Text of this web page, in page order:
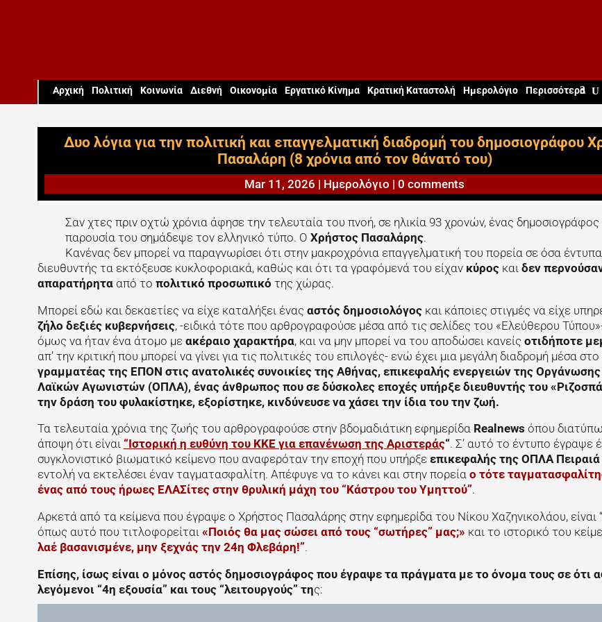
Aρχική Πολιτική Κοινωνία Διεθνή Οικονομία Εργατικό Κίνημα Κρατική Καταστολή Ημερολόγιο Περισσότερα
Δυο λόγια για την πολιτική και επαγγελματική διαδρομή του δημοσιογράφου
Πασαλάρη (8 χρόνια από τον θάνατό του)
Mar 11, 2026 | Ημερολόγιο |0 comments
Σαν χτες πριν οχτώ χρόνια άφησε την τελευταία του πνοή, σε ηλικία 93 χρονών, ένας
παρουσία του σημάδεψε τον ελληνικό τύπο. Ο Χρήστος Πασαλάρης.
Κανένας δεν μπορεί να παραγνωρίσει ότι στην μακροχρόνια επαγγελματική του πορεία σε όσα
διευθυντής τα εκτόξευσε κυκλοφοριακά, καθώς και ότι τα γραφόμενά του είχανκύροςκαι δεν
απαρατήρητααπό το πολιτικό προσωπικό της χώρας.
Μπορεί εδώ και δεκαετίες να είχε καταλήξει ένας αστός δημοσιολόγοςκαι κάποιες στιγμές να είχε
ζήλο δεξιές κυβερνήσεις, -ειδικά τότε που αρθρογραφούσε μέσα από τις σελίδες του «Ελεύθερου
όμως να ήταν ένα άτομο με ακέραιο χαρακτήρα, και να μην μπορεί να του αποδώσει κανείς οτιδήποτε
απ’ την κριτική που μπορεί να γίνει για τις πολιτικές του επιλογές- ενώ έχει μια μεγάλη διαδρομή μέσα στο
γραμματέας της ΕΠΟΝ στις ανατολικές συνοικίες της Αθήνας, επικεφαλής ενεργειών της
Λαϊκών Αγωνιστών (ΟΠΛΑ), ένας άνθρωπος που σε δύσκολες εποχές υπήρξε διευθυντής του
την δράση του φυλακίστηκε, εξορίστηκε, κινδύνευσε να χάσει την ίδια του την ζωή.
Τα τελευταία χρόνια της ζωής του αρθρογραφούσε στην βδομαδιάτικη εφημερίδα Realnews όπου
άποψη ότι είναι “Ιστορική η ευθύνη του ΚΚΕ για επανένωση της Αριστεράς“. Σ’ αυτό το έντυπο έγραψε
συγκλονιστικό βιωματικό κείμενο που αναφερόταν την εποχή που υπήρξε επικεφαλής της ΟΠΛΑ Πειραιά
εντολή να εκτελέσει έναν ταγματασφαλίτη. Απέφυγε να το κάνει και στην πορεία ο τότε
ένας από τους ήρωες ΕΛΑΣίτες στην θρυλική μάχη του “Κάστρου του Υμηττού”.
Αρκετά από τα κείμενα που έγραψε ο Χρήστος Πασαλάρης στην εφημερίδα του Νίκου Χαζηνικολάου, είναι
όπως αυτό που τιτλοφορείται «Ποιός θα μας σώσει από τους “σωτήρες” μας;» και το ιστορικό του
λαέ βασανισμένε, μην ξεχνάς την 24η Φλεβάρη!”.
Επίσης, ίσως είναι ο μόνος αστός δημοσιογράφος που έγραψε τα πράγματα με το όνομα τους σε ότι
λεγόμενοι “4η εξουσία” και τους “λειτουργούς” της: